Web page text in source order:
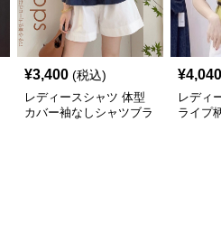
¥3,400 (税込)
レディースシャツ 体型
カバー袖なしシャツブラ
¥4,040
レディ
ライプ